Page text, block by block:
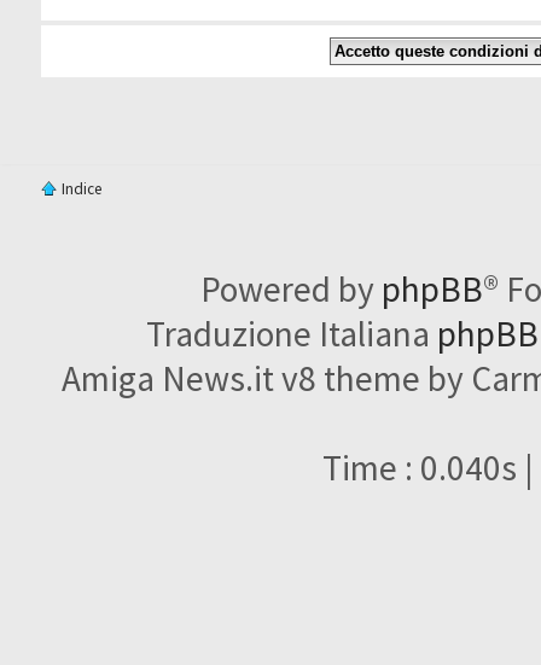
Indice
Powered by phpBB®
Traduzione Italiana
Amiga News.it v8 theme by
Time : 0.040s